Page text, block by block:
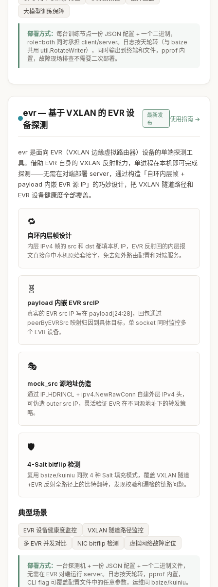
大模型训练保障
部署方式： 每台训练节点一份 JSON 配置 + 一个二进制，
role=both 同时承担 client/server。日志按天轮转（与 baize
共用 util.RotateWriter），同时输出到终端和文件，pprof 内
置，故障现场排查不需要二次部署。
evr — 基于 VXLAN 的 EVR 设
备探测
最新发
布
使用指南 →
evr 是面向 EVR（VXLAN 边缘虚拟路由器）设备的单端探测工
具。借助 EVR 自身的 VXLAN 反射能力，单进程在本机即可完成
探测——无需在对端部署 server，通过构造「自环内层帧 +
payload 内嵌 EVR 源 IP」的巧妙设计，把 VXLAN 隧道路径和
EVR 设备健康度全部覆盖。
🔁
自环内层帧设计
内层 IPv4 帧的 src 和 dst 都填本机 IP，EVR 反射回的内层报
文直接命中本机原始套接字，免去额外路由配置和对端服务。
🧬
payload 内嵌 EVR srcIP
真实的 EVR src IP 写在 payload[24:28]，回包通过
peerByEVRSrc 映射归因到具体目标，单 socket 同时监控多
个 EVR 设备。
🎭
mock_src 源地址伪造
通过 IP_HDRINCL + ipv4.NewRawConn 自建外层 IPv4 头，
可伪造 outer src IP，灵活验证 EVR 在不同源地址下的转发策
略。
🛡️
4-Salt bitflip 检测
复用 baize/kuiniu 同款 4 种 Salt 填充模式，覆盖 VXLAN 隧道
+EVR 反射全路径上的比特翻转，发现校验和漏检的链路问题。
典型场景
EVR 设备健康度监控
VXLAN 隧道路径监控
多 EVR 并发对比
NIC bitflip 检测 虚拟网络故障定位
部署方式： 一台探测机 + 一份 JSON 配置 + 一个二进制文件，
无需在 EVR 对端运行 server。日志按天轮转，pprof 内置，
CLI flag 可覆盖配置文件中的任意参数，运维同 baize/kuiniu。